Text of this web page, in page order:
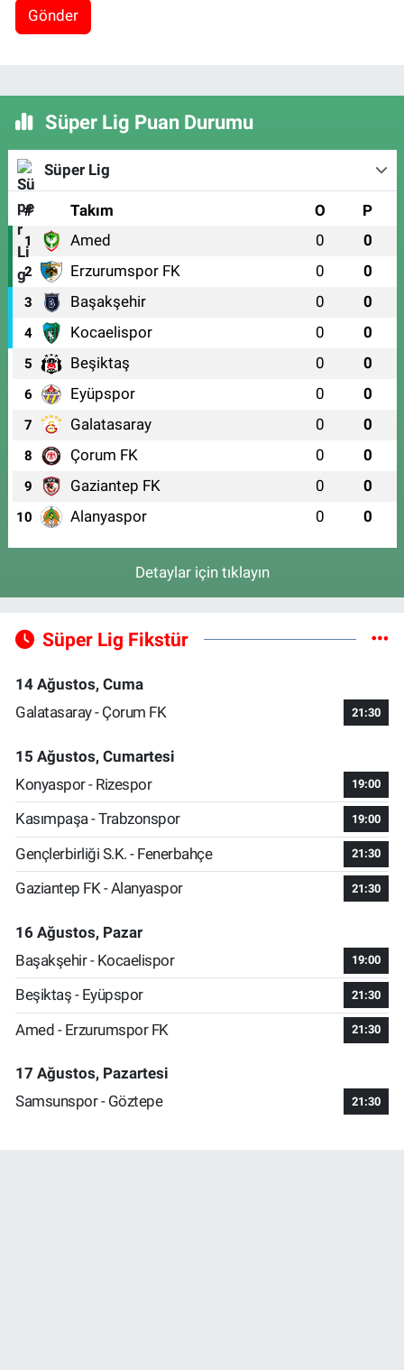
Gönder
Süper Lig Puan Durumu
Süper Lig
# Takım O P
1 Amed 0 0
2 Erzurumspor FK 0 0
3 Başakşehir 0 0
4 Kocaelispor 0 0
5 Beşiktaş 0 0
6 Eyüpspor 0 0
7 Galatasaray 0 0
8 Çorum FK 0 0
9 Gaziantep FK 0 0
10 Alanyaspor 0 0
Detaylar için tıklayın
Süper Lig Fikstür
14 Ağustos, Cuma
Galatasaray - Çorum FK
21:30
15 Ağustos, Cumartesi
Konyaspor - Rizespor
19:00
Kasımpaşa - Trabzonspor 19:00
Gençlerbirliği S.K. - Fenerbahçe 21:30
Gaziantep FK - Alanyaspor 21:30
16 Ağustos, Pazar
Başakşehir - Kocaelispor
19:00
Beşiktaş - Eyüpspor 21:30
Amed - Erzurumspor FK 21:30
17 Ağustos, Pazartesi
Samsunspor - Göztepe
21:30